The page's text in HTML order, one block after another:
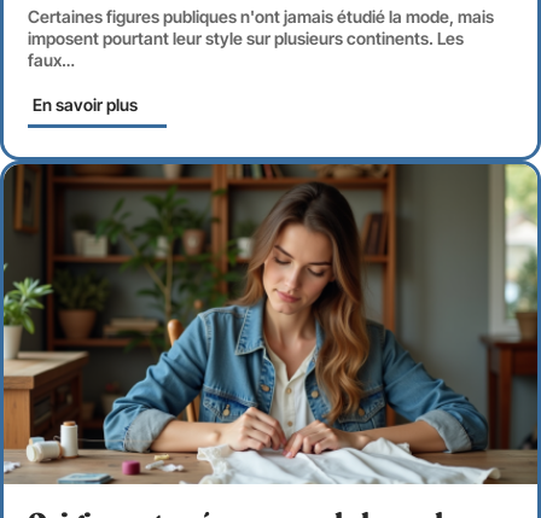
Certaines figures publiques n'ont jamais étudié la mode, mais
imposent pourtant leur style sur plusieurs continents. Les
faux…
En savoir plus